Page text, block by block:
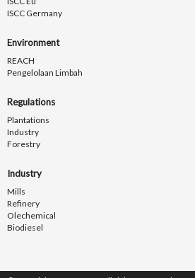
ISCC Germany
Environment
REACH
Pengelolaan Limbah
Regulations
Plantations
Industry
Forestry
Industry
Mills
Refinery
Olechemical
Biodiesel